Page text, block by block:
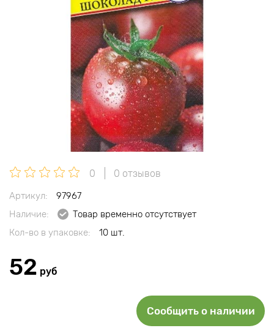
0 0 отзывов
Артикул:
97967
Наличие:
Товар временно отсутствует
Кол-во в упаковке:
10 шт.
52 руб
Сообщить о наличии